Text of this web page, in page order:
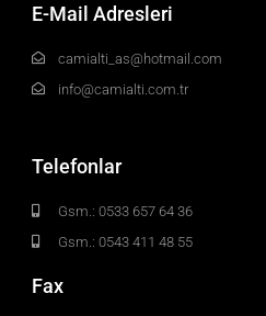
E-Mail Adresleri
camialti_as@hotmail.com
info@camialti.com.tr
Telefonlar
Gsm.: 0533 657 64 36
Gsm.: 0543 411 48 55
Fax